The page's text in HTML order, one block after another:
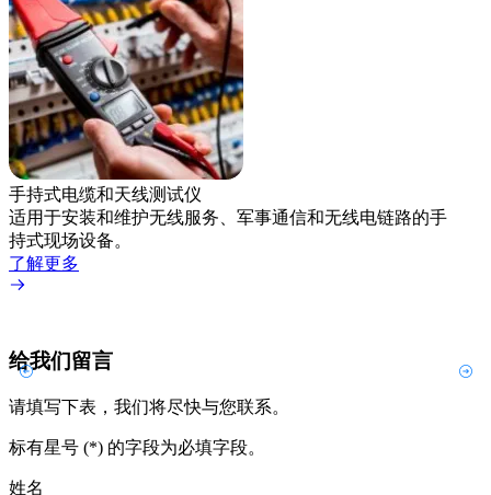
手持式电缆和天线测试仪
适用于安装和维护无线服务、军事通信和无线电链路的手
持式现场设备。
了解更多
给我们留言
请填写下表，我们将尽快与您联系。
标有星号 (*) 的字段为必填字段。
姓名